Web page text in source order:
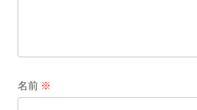
名前 ※